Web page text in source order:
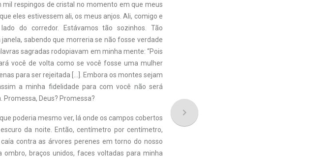
mil respingos de cristal no momento em que meus
eles estivessem ali, os meus anjos. Ali, comigo e
do corredor. Estávamos tão sozinhos. Tão
sabendo que morreria se não fosse verdade
sagradas rodopiavam em minha mente: “Pois
você de volta como se você fosse uma mulher
para ser rejeitada […]. Embora os montes sejam
a minha fidelidade para com você não será
Promessa, Deus? Promessa?
poderia mesmo ver, lá onde os campos cobertos
da noite. Então, centímetro por centímetro,
contra as árvores perenes em torno do nosso
braços unidos, faces voltadas para minha
navigate_next